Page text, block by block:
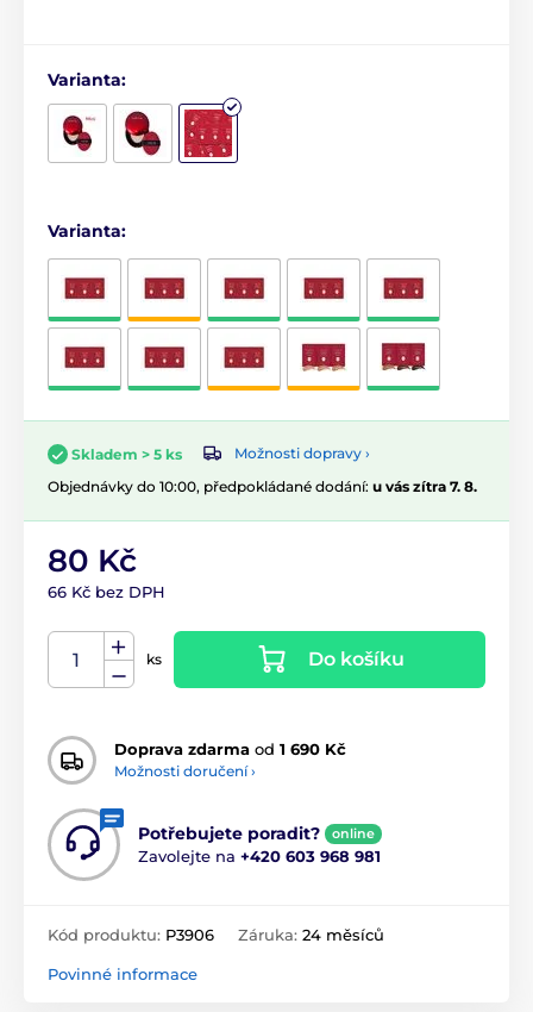
Varianta:
Varianta:
Skladem > 5 ks
Možnosti dopravy ›
Objednávky do 10:00, předpokládané dodání: u vás zítra 7. 8.
80 Kč
66 Kč bez DPH
ks Do košíku
Doprava zdarma od 1 690 Kč
Možnosti doručení ›
Potřebujete poradit? online
Zavolejte na +420 603 968 981
Kód produktu: P3906 Záruka: 24 měsíců
Povinné informace